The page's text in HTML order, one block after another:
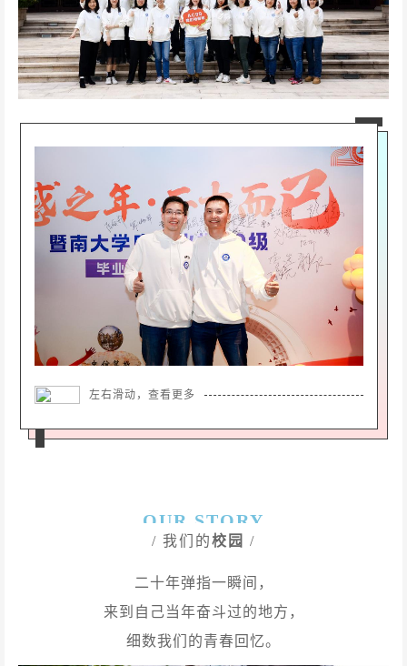
左右滑动，查看更多
OUR STORY
/ 我们的校园 /
二十年弹指一瞬间，
来到自己当年奋斗过的地方，
细数我们的青春回忆。